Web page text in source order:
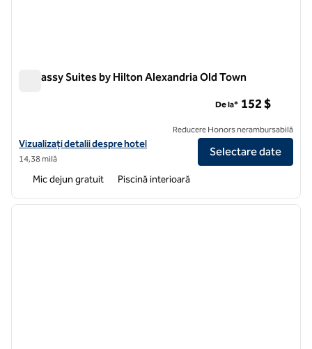
Embassy Suites by Hilton Alexandria Old Town
Vizualizați detaliile hotelului pentru Embassy Suites by Hilton
Vizualizați detalii despre hotel
14,38 milă
De la* 152 $
Reducere Honors nerambursabilă
Selectare date
Mic dejun gratuit Piscină interioară
1 din 12